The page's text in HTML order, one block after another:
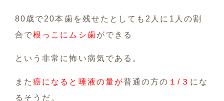
80歳で20本歯を残せたとしても2人に1人の割
合で根っこにムシ歯ができる
という非常に怖い病気である。
また癌になると唾液の量が普通の方の １/３ にな
るそうだ。